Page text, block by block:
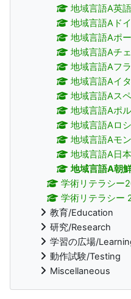
地域言語A英語
地域言語Aド
地域言語Aポ
地域言語Aチ
地域言語Aフ
地域言語Aイ
地域言語Aス
地域言語Aポ
地域言語Aロ
地域言語Aモ
地域言語A日
地域言語A朝
学術リテラシー
学術リテラシー
教育/Education
研究/Research
学習の広場/
動作試験/Testing
Miscellaneous